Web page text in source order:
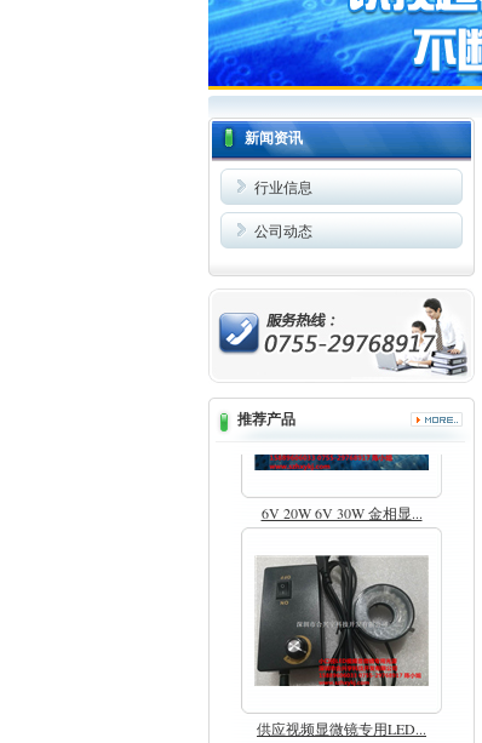
新闻资讯
行业信息
公司动态
推荐产品
体视显微镜专用卤素杯灯...
6V 20W 6V 30W 金相显...
供应视频显微镜专用LED...